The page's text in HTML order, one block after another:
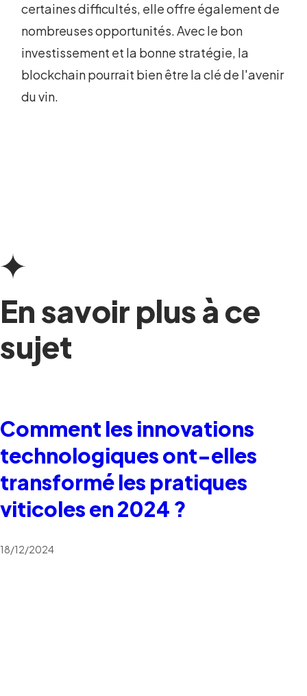
certaines difficultés, elle offre également de
nombreuses opportunités. Avec le bon
investissement et la bonne stratégie, la
blockchain pourrait bien être la clé de l'avenir
du vin.
En savoir plus à ce
sujet
Comment les innovations
technologiques ont-elles
transformé les pratiques
viticoles en 2024 ?
18/12/2024